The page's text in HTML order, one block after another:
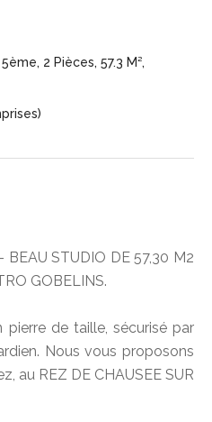
2 Pièces, 57.3 M²,
BEAU STUDIO DE 57,30 M2
GOBELINS.
de taille, sécurisé par
Nous vous proposons
au REZ DE CHAUSEE SUR